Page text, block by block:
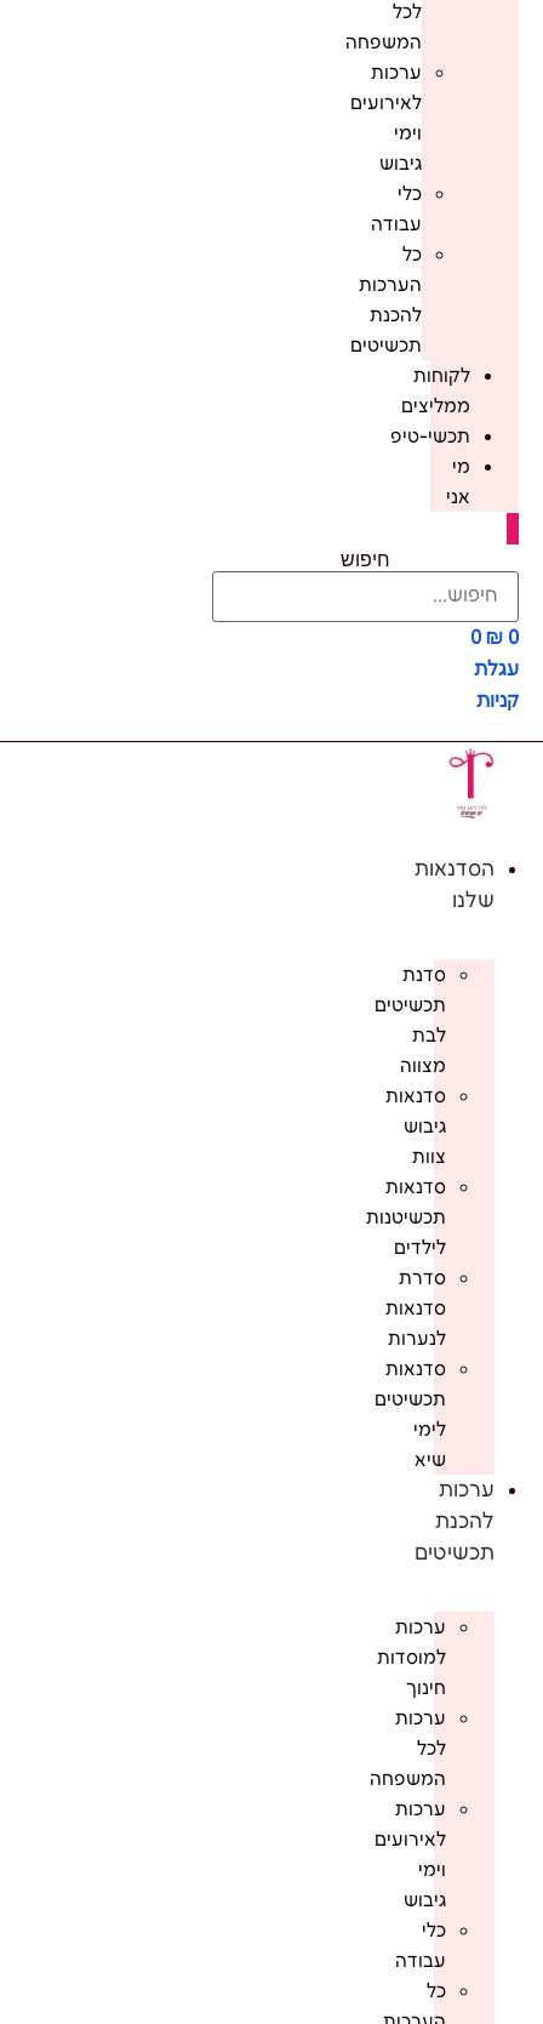
לכל
המשפחה
ערכות
לאירועים
וימי
גיבוש
כלי
עבודה
כל
הערכות
להכנת
תכשיטים
לקוחות
ממליצים
תכשי-טיפ
מי
אני
חיפוש
₪ 0
0
עגלת
קניות
הסדנאות
שלנו
סדנת
תכשיטים
לבת
מצווה
סדנאות
גיבוש
צוות
סדנאות
תכשיטנות
לילדים
סדרת
סדנאות
לנערות
סדנאות
תכשיטים
לימי
שיא
ערכות
להכנת
תכשיטים
ערכות
למוסדות
חינוך
ערכות
לכל
המשפחה
ערכות
לאירועים
וימי
גיבוש
כלי
עבודה
כל